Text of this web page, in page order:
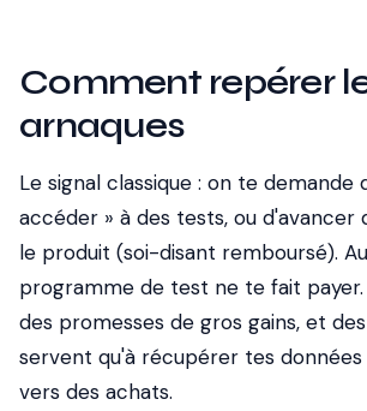
Comment repérer
arnaques
Le signal classique : on te demande
accéder » à des tests, ou d'avancer
le produit (soi-disant remboursé).
programme de test ne te fait
des promesses de gros gains, et
servent qu'à récupérer tes
vers des achats.